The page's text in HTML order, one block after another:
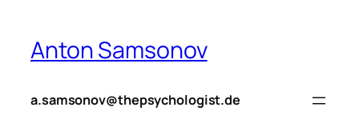
springen
Anton Samsonov
a.samsonov@thepsychologist.de